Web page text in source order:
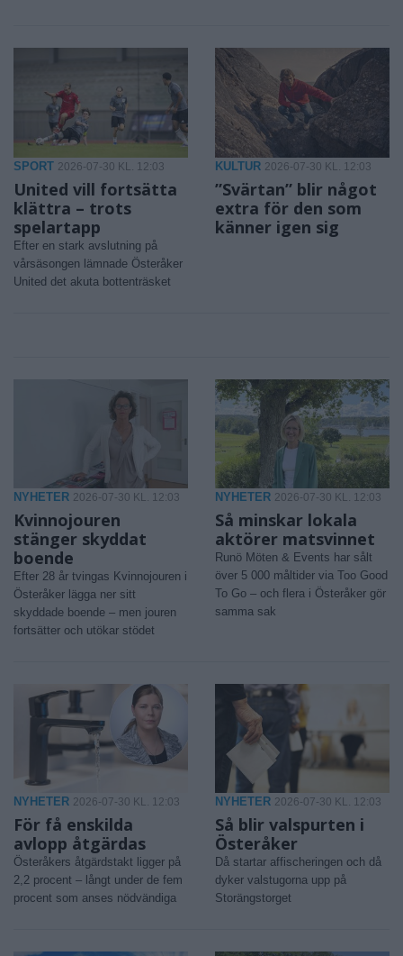
SPORT 2026-07-30 KL. 12:03
United vill fortsätta
klättra – trots
spelartapp
Efter en stark avslutning på
vårsäsongen lämnade Österåker
United det akuta bottenträsket
KULTUR 2026-07-30 KL. 12:03
”Svärtan” blir något
extra för den som
känner igen sig
NYHETER 2026-07-30 KL. 12:03
Kvinnojouren
stänger skyddat
boende
Efter 28 år tvingas Kvinnojouren i
Österåker lägga ner sitt
skyddade boende – men jouren
fortsätter och utökar stödet
NYHETER 2026-07-30 KL. 12:03
Så minskar lokala
aktörer matsvinnet
Runö Möten & Events har sålt
över 5 000 måltider via Too Good
To Go – och flera i Österåker gör
samma sak
NYHETER 2026-07-30 KL. 12:03
För få enskilda
avlopp åtgärdas
Österåkers åtgärdstakt ligger på
2,2 procent – långt under de fem
procent som anses nödvändiga
NYHETER 2026-07-30 KL. 12:03
Så blir valspurten i
Österåker
Då startar affischeringen och då
dyker valstugorna upp på
Storängstorget